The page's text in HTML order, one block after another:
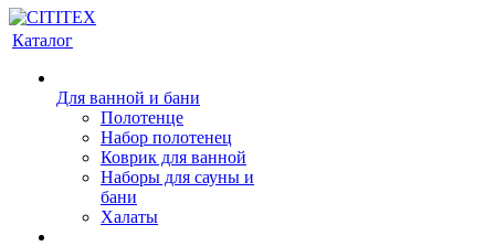
Каталог
Для ванной и бани
Полотенце
Набор полотенец
Коврик для ванной
Наборы для сауны и
бани
Халаты